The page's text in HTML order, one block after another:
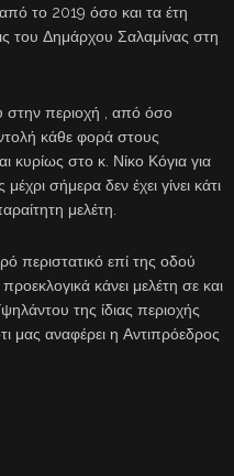
το 2019 όσο και τα έτη
του Δημάρχου Σαλαμίνας στη
στην περιοχή , από όσο
κάθε φορά στους
κυρίως στο κ. Νίκο Κόγια για
σήμερα δεν έχει γίνει κάτι
μελέτη.
περιστατικό επί της οδού
κάνει μελέτη σε και
της ίδιας περιοχής
μας αναφέρει η Αντιπρόεδρος